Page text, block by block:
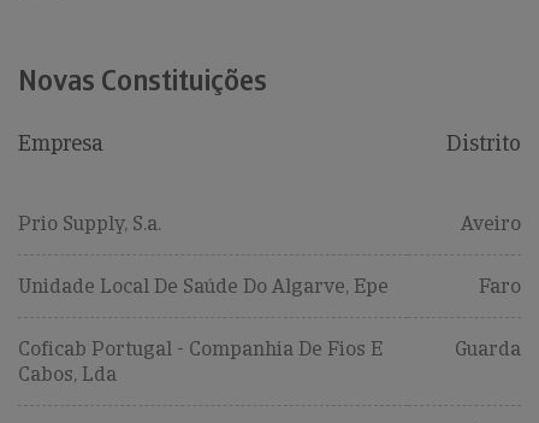
Novas Constituições
Empresa Distrito
Prio Supply, S.a. Aveiro
Unidade Local De Saúde Do Algarve, Epe Faro
Coficab Portugal - Companhia De Fios E
Cabos, Lda
Guarda